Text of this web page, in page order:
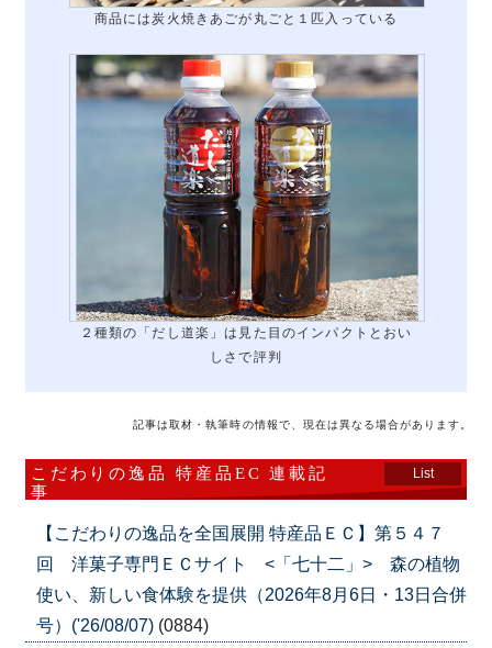
商品には炭火焼きあごが丸ごと１匹入っている
２種類の「だし道楽」は見た目のインパクトとおい
しさで評判
記事は取材・執筆時の情報で、現在は異なる場合があります。
こだわりの逸品 特産品EC 連載記
事
List
【こだわりの逸品を全国展開 特産品ＥＣ】第５４７
回 洋菓子専門ＥＣサイト <「七十二」> 森の植物
使い、新しい食体験を提供（2026年8月6日・13日合併
号）('26/08/07) (0884)